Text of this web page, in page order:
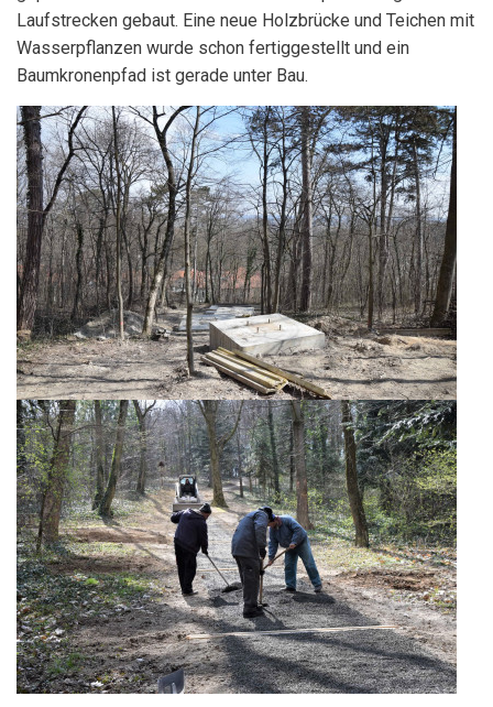
Laufstrecken gebaut. Eine neue Holzbrücke und Teichen mit
Wasserpflanzen wurde schon fertiggestellt und ein
Baumkronenpfad ist gerade unter Bau.